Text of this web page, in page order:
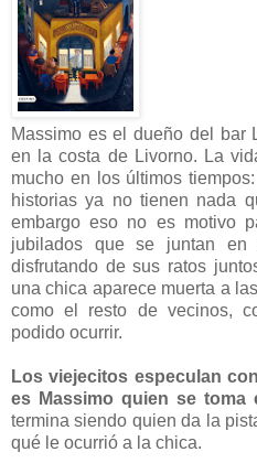
Massimo es el dueño del bar
en la costa de Livorno. La
mucho en los últimos
historias ya no tienen nada
embargo eso no es motivo
jubilados que se juntan
disfrutando de sus ratos
una chica aparece muerta a
como el resto de vecinos,
podido ocurrir.
Los viejecitos especulan
es Massimo quien se toma
termina siendo quien da la
qué le ocurrió a la chica.